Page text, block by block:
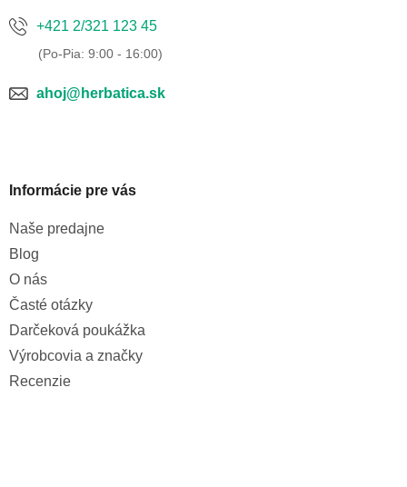
+421 2/321 123 45
ahoj@herbatica.sk
Informácie pre vás
Naše predajne
Blog
O nás
Časté otázky
Darčeková poukážka
Výrobcovia a značky
Recenzie